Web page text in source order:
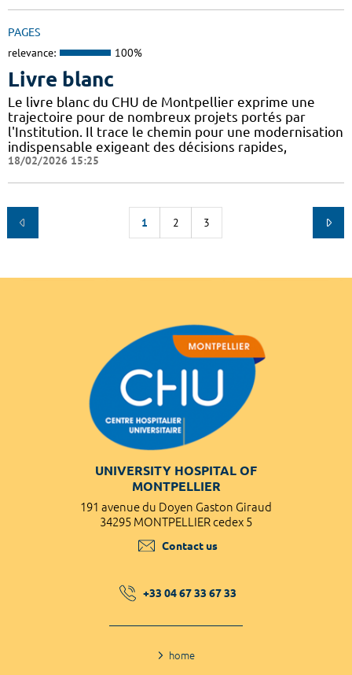
PAGES
relevance: 100%
Livre blanc
Le livre blanc du CHU de Montpellier exprime une
trajectoire pour de nombreux projets portés par
l'Institution. Il trace le chemin pour une modernisation
indispensable exigeant des décisions rapides,
18/02/2026 15:25
1 2 3
UNIVERSITY HOSPITAL OF
MONTPELLIER
191 avenue du Doyen Gaston Giraud
34295 MONTPELLIER cedex 5
Contact us
+33 04 67 33 67 33
home